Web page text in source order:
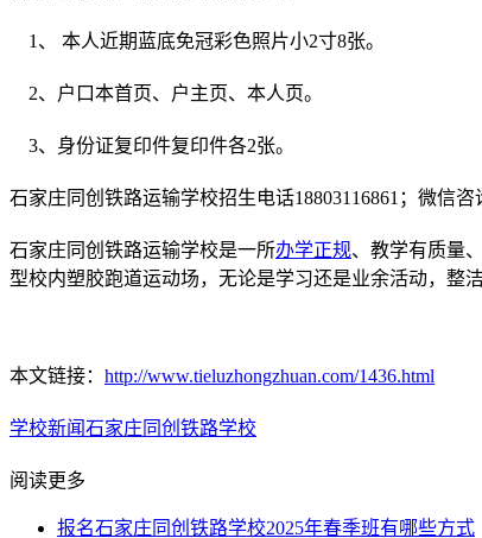
1、 本人近期蓝底免冠彩色照片小2寸8张。
2、户口本首页、户主页、本人页。
3、身份证复印件复印件各2张。
石家庄同创铁路运输学校招生电话18803116861；微信咨
石家庄同创铁路运输学校是一所办学正规、教学有质量
型校内塑胶跑道运动场，无论是学习还是业余活动，整
本文链接： http://www.tieluzhongzhuan.com/1436.html
学校新闻石家庄同创铁路学校
阅读更多
报名石家庄同创铁路学校2025年春季班有哪些方式